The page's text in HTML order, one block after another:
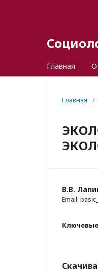
Главная О
Главная /
В.В.
Email: